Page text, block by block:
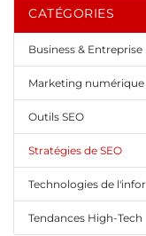
CATÉGORIES
Business & Entreprise
Marketing numérique
Outils SEO
Stratégies de SEO
Technologies de
Tendances High-Tech